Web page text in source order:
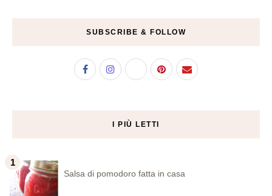
SUBSCRIBE & FOLLOW
I PIÙ LETTI
Salsa di pomodoro fatta in casa